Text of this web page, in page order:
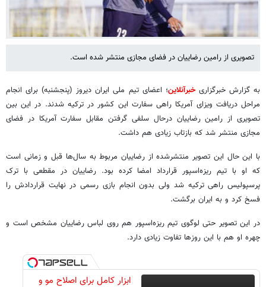
تصویری از رامین رضاییان در فضای مجازی منتشر شده است.
به گزارش خبرگزاریخبرآنلاین؛ اعضای تیم ملی ایران دیروز (پنجشنبه) برای انجام
مراحل دریافت ویزای آمریکا راهی سفارت این کشور در ترکیه شدند. در این بین
تصویری از رامین رضاییان درحال سلفی گرفتن مقابل سفارت آمریکا در فضای
مجازی منتشر شد که بازتاب زیادی هم داشت.
با این حال این تصویر منتشرشده از رضاییان مربوط به سال‌ها قبل و زمانی است
که او با تیم ریزه‌اسپور قرارداد امضا کرده بود. رضاییان در مقطعی با ترک
پرسپولیس راهی ترکیه شد ولی بدون انجام بازی رسمی در نهایت قراردادش را
فسخ کرد و به ایران برگشت.
در این تصویر حتی لوگوی تیم ریزه‌اسپور هم روی لباس رضاییان مشخص است و
چهره او هم با این روزها تفاوت زیادی دارد.
ابزار کامل برای اصلاح مو و